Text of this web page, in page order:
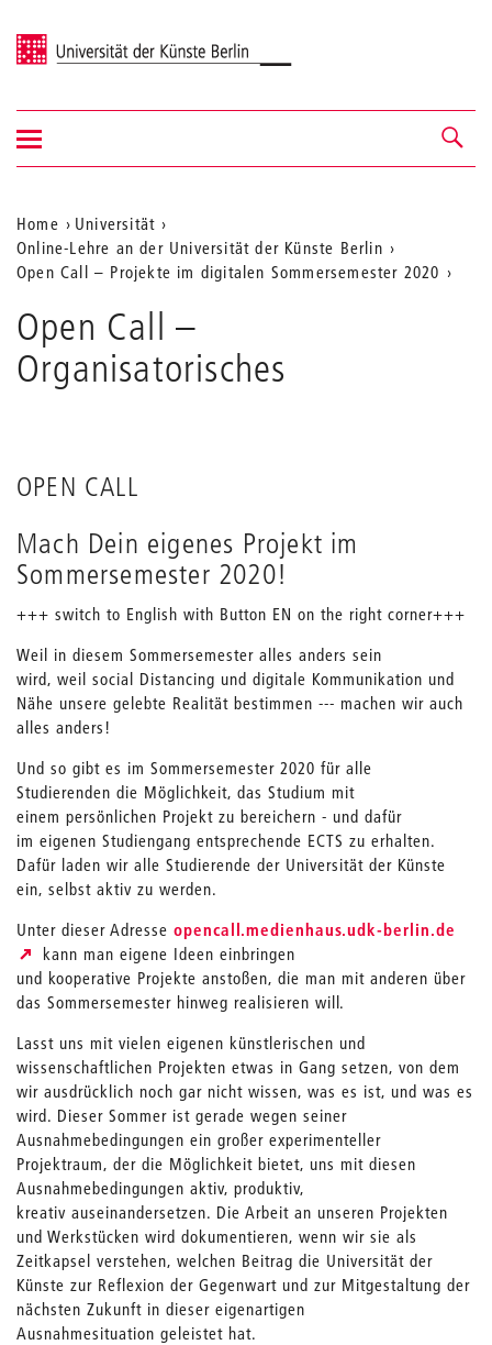
Universität der Künste Berlin
Navigation &
Suche
Navigation
ein-/ausblenden
Aktuelle
Position
der
Webseite
Home
Universität
Online-Lehre an der Universität der Künste Berlin
Open Call – Projekte im digitalen Sommersemester 2020
Open Call –
Organisatorisches
OPEN CALL
Mach Dein eigenes Projekt im
Sommersemester 2020!
+++ switch to English with Button EN on the right corner+++
Weil in diesem Sommersemester alles anders sein
wird, weil social Distancing und digitale Kommunikation und
Nähe unsere gelebte Realität bestimmen --- machen wir auch
alles anders!
Und so gibt es im Sommersemester 2020 für alle
Studierenden die Möglichkeit, das Studium mit
einem persönlichen Projekt zu bereichern - und dafür
im eigenen Studiengang entsprechende ECTS zu erhalten.
Dafür laden wir alle Studierende der Universität der Künste
ein, selbst aktiv zu werden.
Unter dieser Adresse opencall.medienhaus.udk-berlin.de
kann man eigene Ideen einbringen
und kooperative Projekte anstoßen, die man mit anderen über
das Sommersemester hinweg realisieren will.
Lasst uns mit vielen eigenen künstlerischen und
wissenschaftlichen Projekten etwas in Gang setzen, von dem
wir ausdrücklich noch gar nicht wissen, was es ist, und was es
wird. Dieser Sommer ist gerade wegen seiner
Ausnahmebedingungen ein großer experimenteller
Projektraum, der die Möglichkeit bietet, uns mit diesen
Ausnahmebedingungen aktiv, produktiv,
kreativ auseinandersetzen. Die Arbeit an unseren Projekten
und Werkstücken wird dokumentieren, wenn wir sie als
Zeitkapsel verstehen, welchen Beitrag die Universität der
Künste zur Reflexion der Gegenwart und zur Mitgestaltung der
nächsten Zukunft in dieser eigenartigen
Ausnahmesituation geleistet hat.